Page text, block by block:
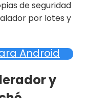
de seguridad
por lotes y
Android
y